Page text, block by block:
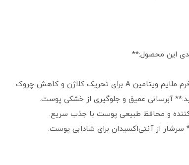
این محصول:**
آبرسانی عمیق و جلوگیری از خشکی پوست.
و محافظ طبیعی پوست با جذب سریع.
سرشار از آنتی‌اکسیدان برای شادابی پوست.